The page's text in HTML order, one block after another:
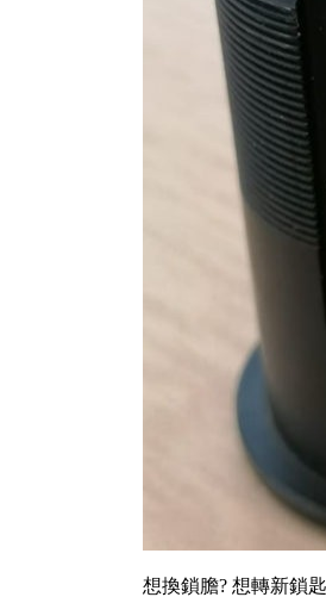
想換鎖膽? 想轉新鎖